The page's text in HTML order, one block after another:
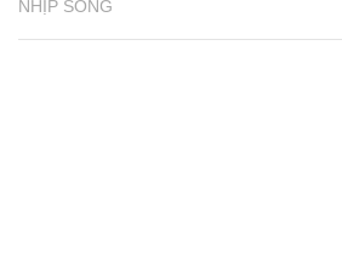
NHỊP SỐNG